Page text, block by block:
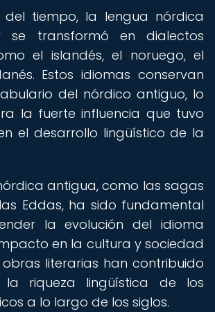
tiempo, la lengua nórdica
se transformó en dialectos
el islandés, el noruego, el
Estos idiomas conservan
del nórdico antiguo, lo
la fuerte influencia que tuvo
el desarrollo lingüístico de la
antigua, como las sagas
Eddas, ha sido fundamental
la evolución del idioma
en la cultura y sociedad
obras literarias han contribuido
riqueza lingüística de los
a lo largo de los siglos.